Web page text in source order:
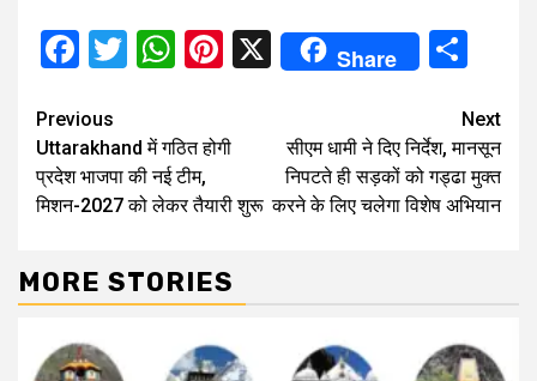
Facebook
Twitter
WhatsApp
Pinterest
X Share
Continue
Reading
Previous
Uttarakhand में गठित होगी
प्रदेश भाजपा की नई टीम,
मिशन-2027 को लेकर तैयारी शुरू
Next
सीएम धामी ने दिए निर्देश, मानसून
निपटते ही सड़कों को गड्ढा मुक्त
करने के लिए चलेगा विशेष अभियान
MORE STORIES